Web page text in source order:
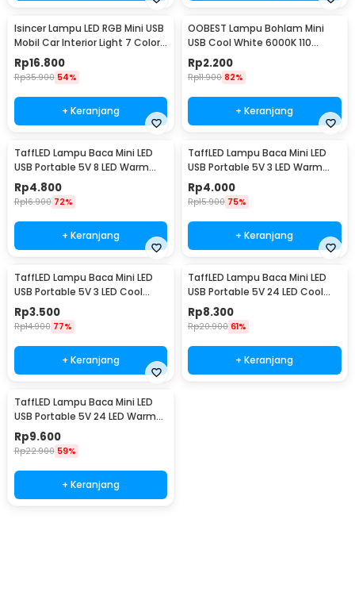
Isincer Lampu LED RGB Mini USB
Mobil Car Interior Light 7 Color
- IS504
Rp16.800
Rp35.900 54%
+ Keranjang
OOBEST Lampu Bohlam Mini
USB Cool White 6000K 110
Lumens 5V 1W - OB60
Rp2.200
Rp11.900 82%
+ Keranjang
TaffLED Lampu Baca Mini LED
USB Portable 5V 8 LED Warm
White - SMD 5730
Rp4.800
Rp16.900 72%
+ Keranjang
TaffLED Lampu Baca Mini LED
USB Portable 5V 3 LED Warm
White - SMD 5730
Rp4.000
Rp15.900 75%
+ Keranjang
TaffLED Lampu Baca Mini LED
USB Portable 5V 3 LED Cool
White - SMD 5730
Rp3.500
Rp14.900 77%
+ Keranjang
TaffLED Lampu Baca Mini LED
USB Portable 5V 24 LED Cool
White - SMD 5730
Rp8.300
Rp20.900 61%
+ Keranjang
TaffLED Lampu Baca Mini LED
USB Portable 5V 24 LED Warm
White - SMD 5730
Rp9.600
Rp22.900 59%
+ Keranjang